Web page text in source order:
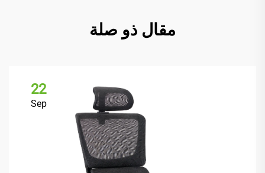
مقال ذو صلة
22
Sep